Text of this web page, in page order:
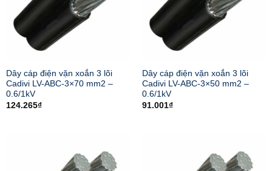
Dây cáp điện vặn xoắn 3 lõi
Cadivi LV-ABC-3×70 mm2 –
0.6/1kV
124.265₫
Dây cáp điện vặn xoắn 3 lõi
Cadivi LV-ABC-3×50 mm2 –
0.6/1kV
91.001₫